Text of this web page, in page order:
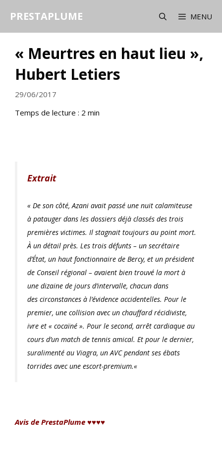
PRESTAPLUME MENU
« Meurtres en haut lieu »,
Hubert Letiers
29/06/2017
Temps de lecture : 2 min
Extrait
« De son côté, Azani avait passé une nuit calamiteuse
à patauger dans les dossiers déjà classés des trois
premières victimes. Il stagnait toujours au point mort.
À un détail près. Les trois défunts – un secrétaire
d’État, un haut fonctionnaire de Bercy, et un président
de Conseil régional – avaient bien trouvé la mort à
une dizaine de jours d’intervalle, chacun dans
des circonstances à l’évidence accidentelles. Pour le
premier, une collision avec un chauffard récidiviste,
ivre et « cocaïné ». Pour le second, arrêt cardiaque au
cours d’un match de tennis amical. Et pour le dernier,
suralimenté au Viagra, un AVC pendant ses ébats
torrides avec une escort-premium.«
Avis de PrestaPlume ♥♥♥♥